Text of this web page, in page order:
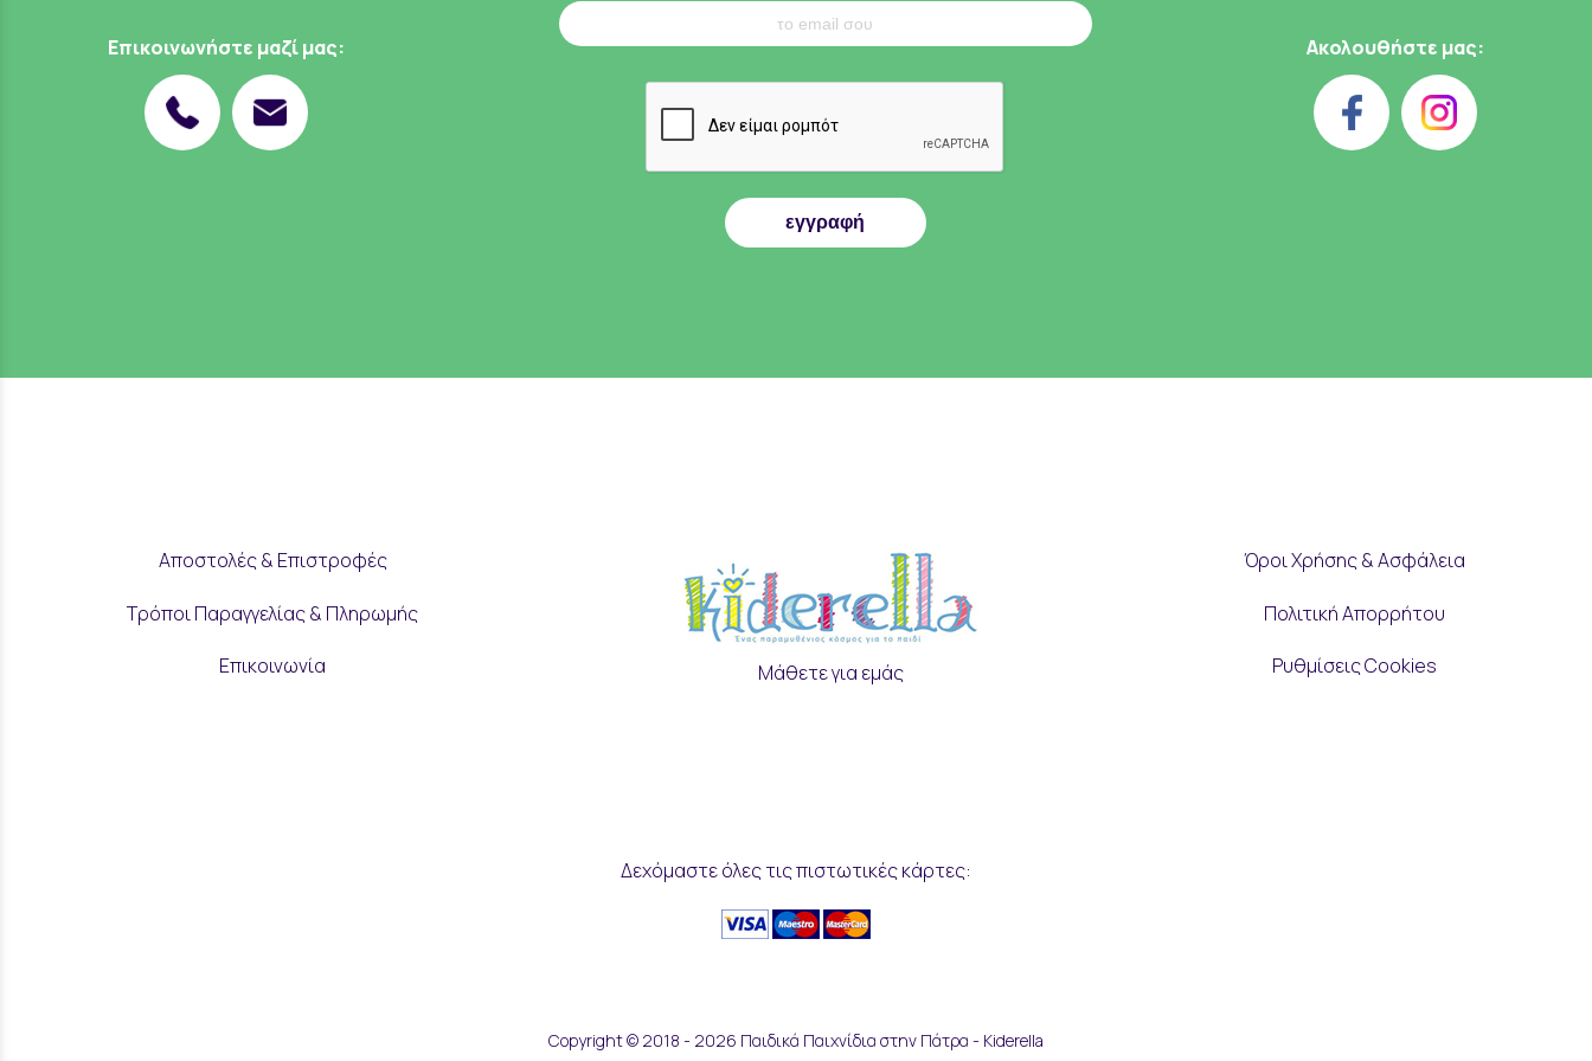
Επικοινωνήστε μαζί μας:
εγγραφή
Ακολουθήστε μας:
Αποστολές & Επιστροφές
Τρόποι Παραγγελίας & Πληρωμής
Επικοινωνία Μάθετε για εμάς
Όροι Χρήσης & Ασφάλεια
Πολιτική Απορρήτου
Ρυθμίσεις Cookies
Δεχόμαστε όλες τις πιστωτικές κάρτες:
Copyright © 2018 - 2026 Παιδικά Παιχνίδια στην Πάτρα - Kiderella